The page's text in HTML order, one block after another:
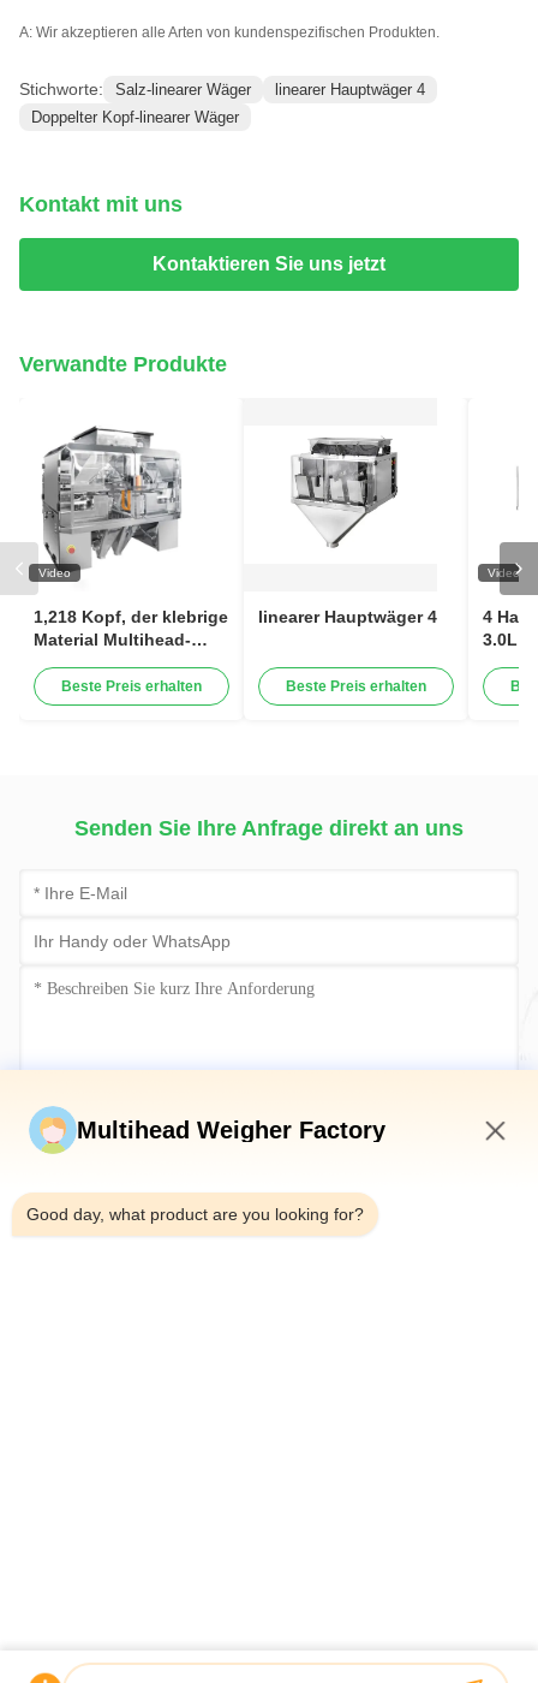
A: Wir akzeptieren alle Arten von kundenspezifischen Produkten.
Stichworte: Salz-linearer Wäger
linearer Hauptwäger 4
Doppelter Kopf-linearer Wäger
Kontakt mit uns
Kontaktieren Sie uns jetzt
Verwandte Produkte
Video
1,218 Kopf, der klebrige
Material Multihead-
Beste Preis erhalten
linearer Hauptwäger 4
Beste Preis erhalten
Video
4
3.0L
Senden Sie Ihre Anfrage direkt an uns
Jetzt einreichen
DatenschutzrichtlinieChina Gute Qualität Mehrkopfwaage Lieferant.
Multihead Weigher Factory
Good day, what product are you looking for?